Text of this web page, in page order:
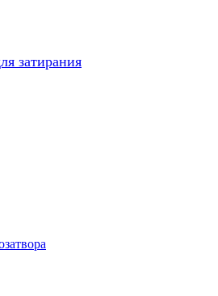
затирания